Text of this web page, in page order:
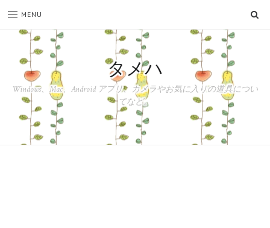
MENU
タメハ
Windows、Mac、Android アプリ、カメラやお気に入りの道具につい
てなど。